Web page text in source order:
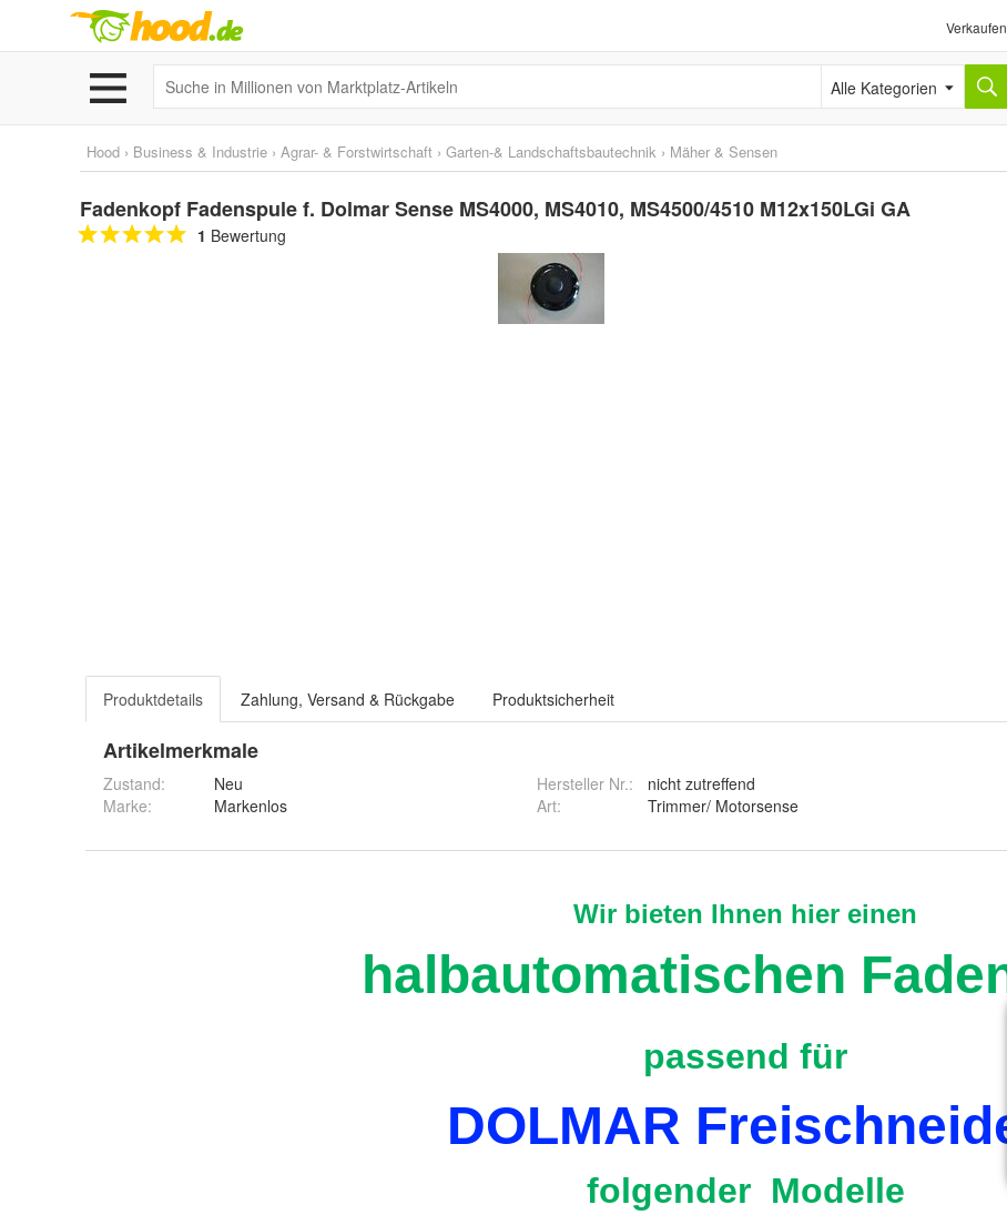
Verkaufen
Alle Kategorien
Hood › Business & Industrie › Agrar- & Forstwirtschaft › Garten-& Landschaftsbautechnik › Mäher & Sensen
Fadenkopf Fadenspule f. Dolmar Sense MS4000, MS4010, MS4500/4510 M12x150LGi GA
1 Bewertung
Produktdetails Zahlung, Versand & Rückgabe Produktsicherheit
Artikelmerkmale
Zustand:
Neu
Marke:
Markenlos
Hersteller Nr.:
nicht zutreffend
Art: Trimmer/ Motorsense